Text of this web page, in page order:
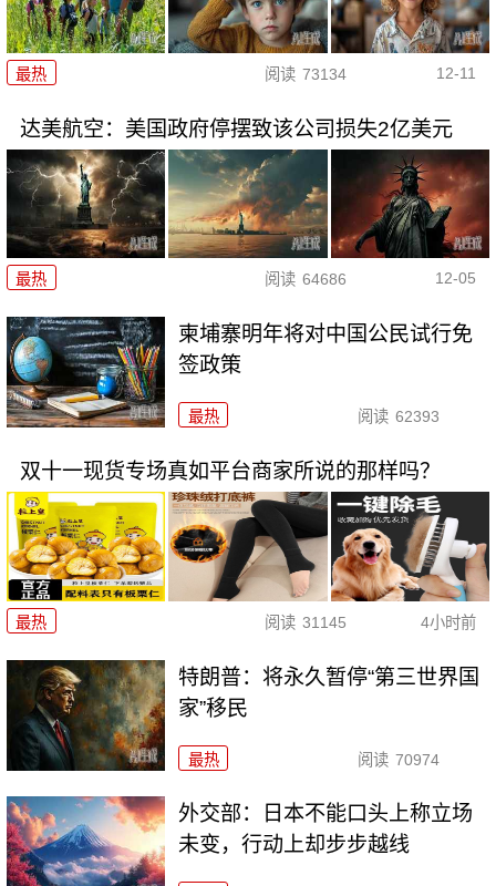
最热 阅读 73134 12-11
达美航空：美国政府停摆致该公司损失2亿美元
最热 阅读 64686 12-05
柬埔寨明年将对中国公民试行免
签政策
最热 阅读 62393
双十一现货专场真如平台商家所说的那样吗？
最热 阅读 31145 4小时前
特朗普：将永久暂停“第三世界国
家”移民
最热 阅读 70974
外交部：日本不能口头上称立场
未变，行动上却步步越线